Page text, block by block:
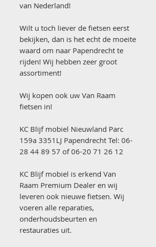
van Nederland!
Wilt u toch liever de fietsen eerst
bekijken, dan is het echt de moeite
waard om naar Papendrecht te
rijden! Wij hebben zeer groot
assortiment!
Wij kopen ook uw Van Raam
fietsen in!
KC Blijf mobiel Nieuwland Parc
159a 3351LJ Papendrecht Tel: 06-
28 44 89 57 of 06-20 71 26 12
KC Blijf mobiel is erkend Van
Raam Premium Dealer en wij
leveren ook nieuwe fietsen. Wij
voeren alle reparaties,
onderhoudsbeurten en
restauraties uit.